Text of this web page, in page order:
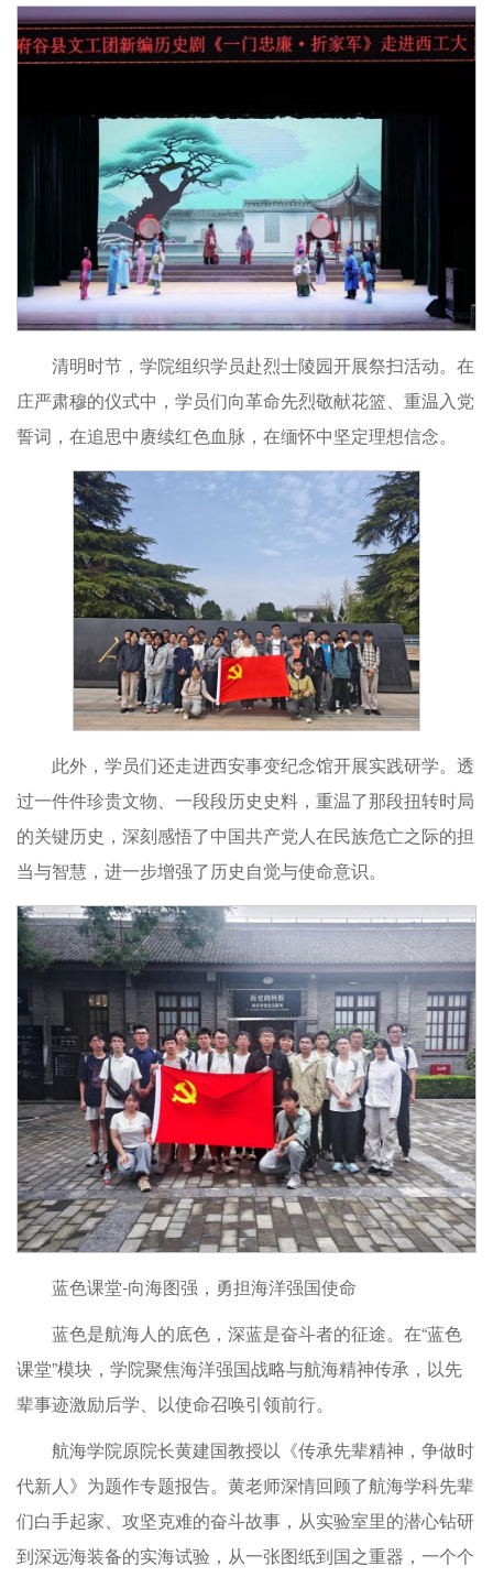
清明时节，学院组织学员赴烈士陵园开展祭扫活动。在
庄严肃穆的仪式中，学员们向革命先烈敬献花篮、重温入党
誓词，在追思中赓续红色血脉，在缅怀中坚定理想信念。
此外，学员们还走进西安事变纪念馆开展实践研学。透
过一件件珍贵文物、一段段历史史料，重温了那段扭转时局
的关键历史，深刻感悟了中国共产党人在民族危亡之际的担
当与智慧，进一步增强了历史自觉与使命意识。
蓝色课堂-向海图强，勇担海洋强国使命
蓝色是航海人的底色，深蓝是奋斗者的征途。在“蓝色
课堂”模块，学院聚焦海洋强国战略与航海精神传承，以先
辈事迹激励后学、以使命召唤引领前行。
航海学院原院长黄建国教授以《传承先辈精神，争做时
代新人》为题作专题报告。黄老师深情回顾了航海学科先辈
们白手起家、攻坚克难的奋斗故事，从实验室里的潜心钻研
到深远海装备的实海试验，从一张图纸到国之重器，一个个